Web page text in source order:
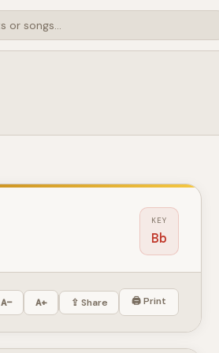
KEY
Bb
A− A+ ⇪ Share 🖨 Print